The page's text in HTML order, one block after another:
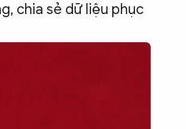
chia sẻ dữ liệu phục